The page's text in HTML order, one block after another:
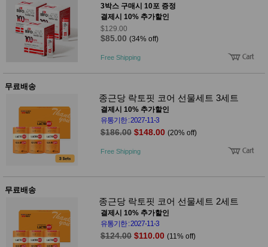
3박스 구매시 10포 증정
결제시 10% 추가할인
$129.00
$85.00 (34% off)
Free Shipping
무료배송
종근당 락토핏 코어 선물세트 3세트
결제시 10% 추가할인
유통기한 : 2027-11-3
$186.00 $148.00 (20% off)
Free Shipping
무료배송
종근당 락토핏 코어 선물세트 2세트
결제시 10% 추가할인
유통기한 : 2027-11-3
$124.00 $110.00 (11% off)